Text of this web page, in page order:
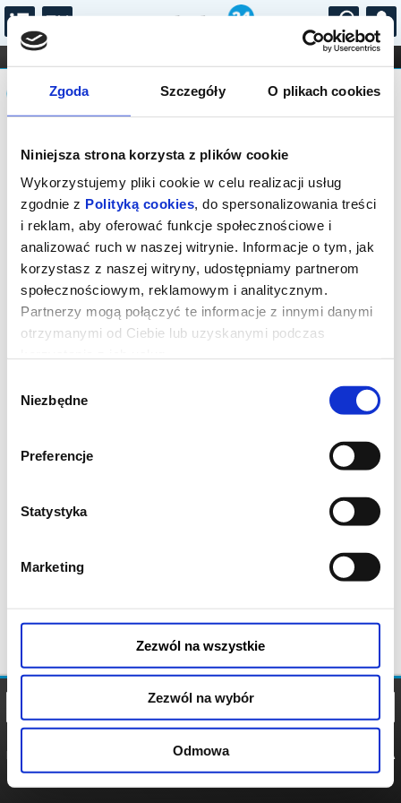
Zgoda Szczegóły O plikach cookies
Niniejsza strona korzysta z plików cookie
Wykorzystujemy pliki cookie w celu realizacji usług
zgodnie z Polityką cookies, do spersonalizowania treści
i reklam, aby oferować funkcje społecznościowe i
analizować ruch w naszej witrynie. Informacje o tym, jak
korzystasz z naszej witryny, udostępniamy partnerom
społecznościowym, reklamowym i analitycznym.
Partnerzy mogą połączyć te informacje z innymi danymi
otrzymanymi od Ciebie lub uzyskanymi podczas
zgody
Niezbędne
Preferencje
Statystyka
Marketing
Zezwól na wszystkie
Zezwól na wybór
Odmowa
...
FILHARMONIA OPERA I BALET
STAND-UP
DLA DZIECI
Komunikat
Sprzedaż biletów on-line na wydarzenie
została zakończona.
POLITYKA
POLITYKA